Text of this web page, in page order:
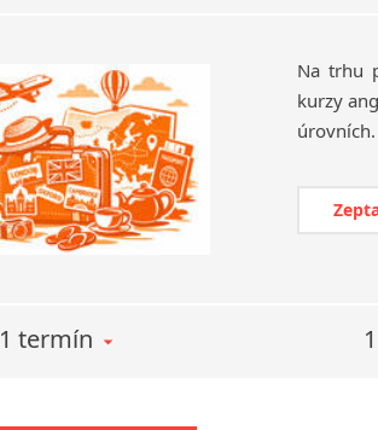
Na trhu
kurzy
1 termín